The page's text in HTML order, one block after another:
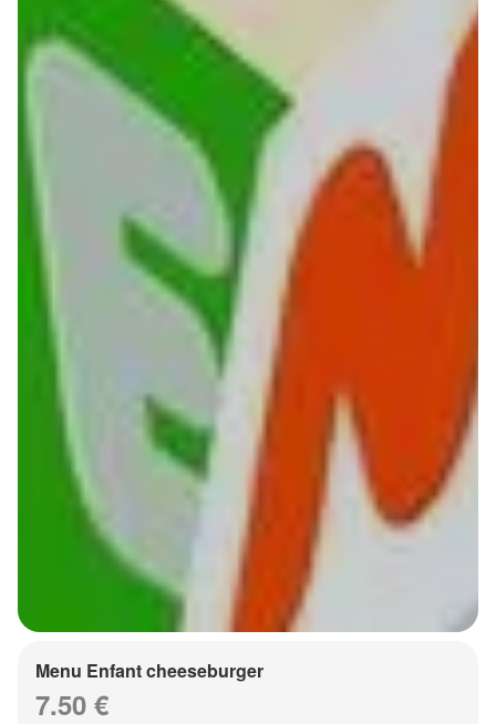
Menu Enfant cheeseburger
7.50 €